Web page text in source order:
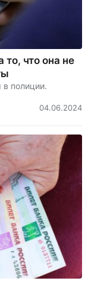
что она не
полиции.
04.06.2024